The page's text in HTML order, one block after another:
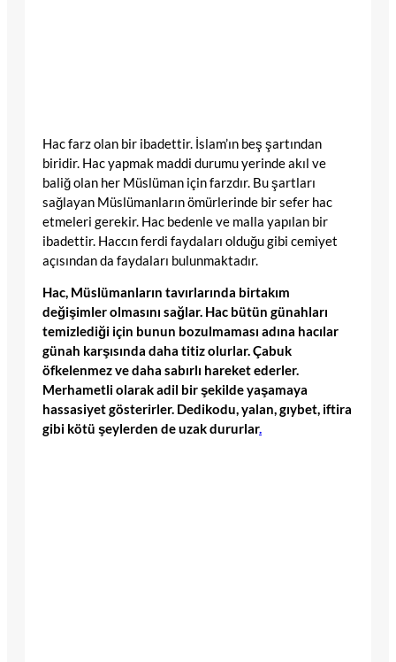
Hac farz olan bir ibadettir. İslam’ın beş şartından
biridir. Hac yapmak maddi durumu yerinde akıl ve
baliğ olan her Müslüman için farzdır. Bu şartları
sağlayan Müslümanların ömürlerinde bir sefer hac
etmeleri gerekir. Hac bedenle ve malla yapılan bir
ibadettir. Haccın ferdi faydaları olduğu gibi cemiyet
açısından da faydaları bulunmaktadır.
Hac, Müslümanların tavırlarında birtakım
değişimler olmasını sağlar. Hac bütün günahları
temizlediği için bunun bozulmaması adına hacılar
günah karşısında daha titiz olurlar. Çabuk
öfkelenmez ve daha sabırlı hareket ederler.
Merhametli olarak adil bir şekilde yaşamaya
hassasiyet gösterirler. Dedikodu, yalan, gıybet, iftira
gibi kötü şeylerden de uzak dururlar.